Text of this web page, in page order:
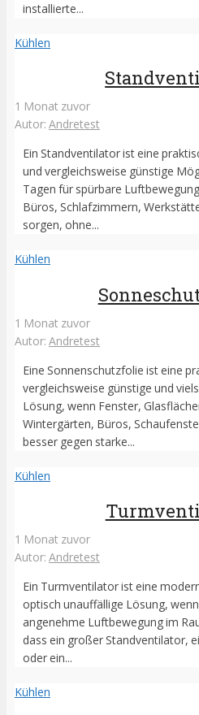
installierte...
Kühlen
1 Monat zuvor
Autor: Andretest
Ein Standventilator ist eine
und vergleichsweise günstige
Tagen für spürbare
Büros, Schlafzimmern,
sorgen, ohne...
Kühlen
1 Monat zuvor
Autor: Andretest
Eine Sonnenschutzfolie ist eine
vergleichsweise günstige und
Lösung, wenn Fenster,
Wintergärten, Büros,
besser gegen starke...
Kühlen
1 Monat zuvor
Autor: Andretest
Ein Turmventilator ist eine
optisch unauffällige Lösung,
angenehme Luftbewegung im
dass ein großer Standventilator,
oder ein...
Kühlen